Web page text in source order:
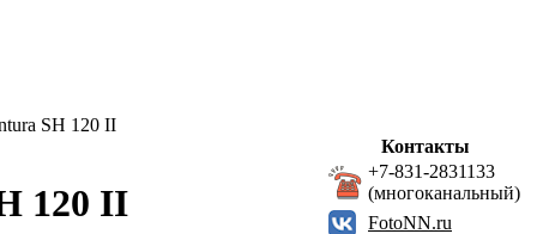
SH 120 II
120 II
Контакты
+7-831-2831133
(многоканальный)
FotoNN.ru